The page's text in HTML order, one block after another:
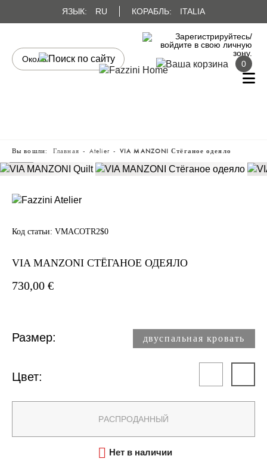
ЯЗЫК: RU КОРАБЛЬ: ITALIA
0
Вы вошли: Главная Atelier VIA MANZONI Стёганое одеяло
Код статьи: VMACOTR2$0
VIA MANZONI СТЁГАНОЕ ОДЕЯЛО
730,00 €
Размер: двуспальная кровать​
Цвет:
PАСПРОДАННЫЙ
 Нет в наличии